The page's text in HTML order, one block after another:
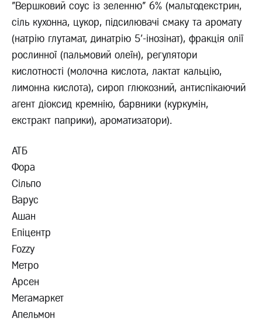
"Вершковий соус із зеленню" 6% (мальтодекстрин,
сіль кухонна, цукор, підсилювачі смаку та аромату
(натрію глутамат, динатрію 5'-інозінат), фракція олії
рослинної (пальмовий олеїн), регулятори
кислотності (молочна кислота, лактат кальцію,
лимонна кислота), сироп глюкозний, антиспікаючий
агент діоксид кремнію, барвники (куркумін,
екстракт паприки), ароматизатори).
АТБ
Фора
Сільпо
Варус
Ашан
Епіцентр
Fozzy
Метро
Арсен
Мегамаркет
Апельмон